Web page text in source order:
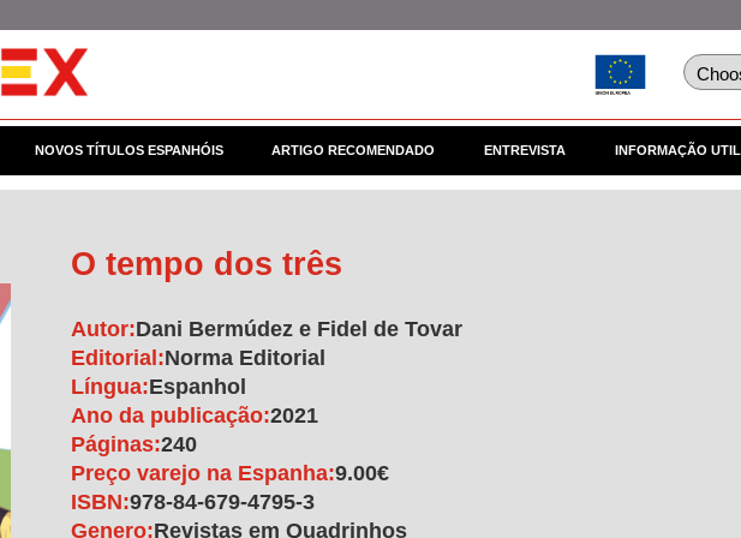
NOVOS TÍTULOS ESPANHÓIS ARTIGO RECOMENDADO ENTREVISTA INFORMAÇÃO UTIL
O tempo dos três
Autor:Dani Bermúdez e Fidel de Tovar
Editorial:Norma Editorial
Língua:Espanhol
Ano da publicação:2021
Páginas:240
Preço varejo na Espanha:9.00€
ISBN:978-84-679-4795-3
Genero:Revistas em Quadrinhos